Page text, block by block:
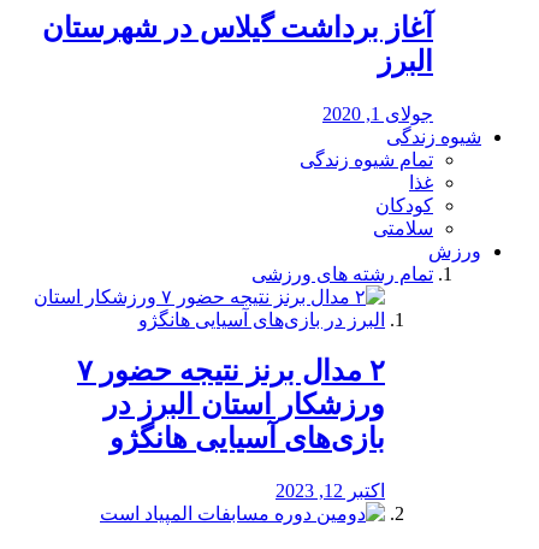
آغاز برداشت گیلاس در شهرستان
البرز
جولای 1, 2020
شیوه زندگی
تمام شیوه زندگی
غذا
کودکان
سلامتی
ورزش
تمام رشته های ورزشی
۲ مدال برنز نتیجه حضور ۷
ورزشکار استان البرز در
بازی‌های آسیایی هانگژو
اکتبر 12, 2023